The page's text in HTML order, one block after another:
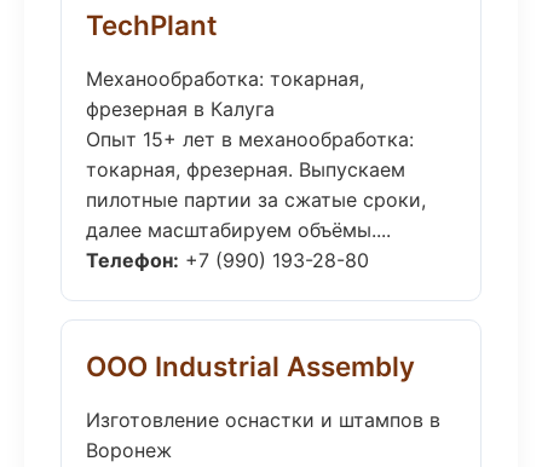
TechPlant
Механообработка: токарная,
фрезерная в Калуга
Опыт 15+ лет в механообработка:
токарная, фрезерная. Выпускаем
пилотные партии за сжатые сроки,
далее масштабируем объёмы....
Телефон: +7 (990) 193-28-80
ООО Industrial Assembly
Изготовление оснастки и штампов в
Воронеж